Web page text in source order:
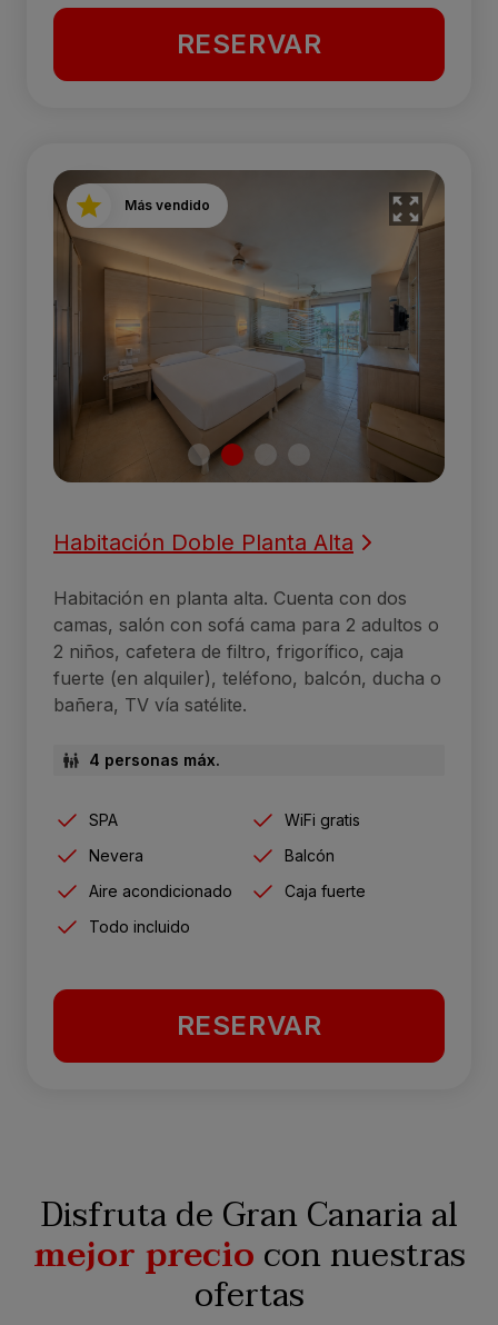
RESERVAR
Más vendido
Habitación Doble Planta Alta
Habitación en planta alta. Cuenta con dos
camas, salón con sofá cama para 2 adultos o
2 niños, cafetera de filtro, frigorífico, caja
fuerte (en alquiler), teléfono, balcón, ducha o
bañera, TV vía satélite.
4 personas máx.
SPA
WiFi gratis
Nevera
Balcón
Aire acondicionado
Caja fuerte
Todo incluido
RESERVAR
Disfruta de Gran Canaria al
mejor preciocon nuestras
ofertas